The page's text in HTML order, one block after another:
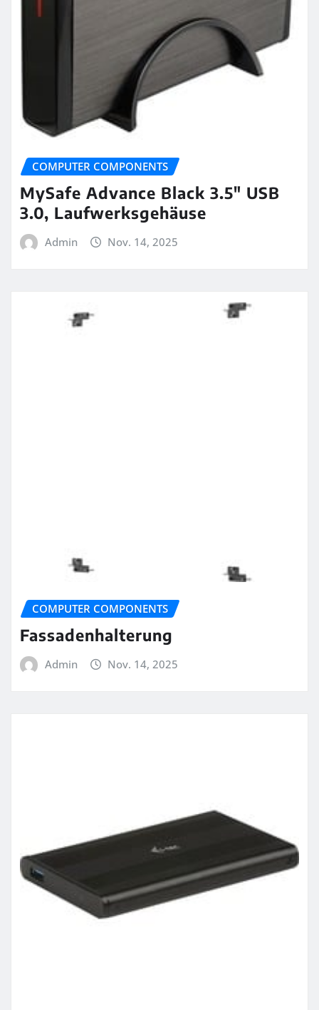
COMPUTER COMPONENTS
MySafe Advance Black 3.5″ USB
3.0, Laufwerksgehäuse
Admin Nov. 14, 2025
COMPUTER COMPONENTS
Fassadenhalterung
Admin Nov. 14, 2025